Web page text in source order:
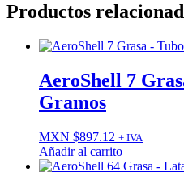
Productos
AeroShell 7
Gramos
MXN $897.12 + IVA
Añadir al carrito